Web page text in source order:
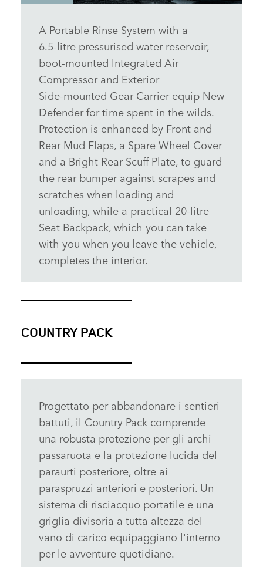
INFOGRAFICHE: LA NUOVA LAND ROVER DEFENDER
SCARICARE
A Portable Rinse System with a
6.5‑litre pressurised water reservoir,
boot‑mounted Integrated Air
Compressor and Exterior
Side‑mounted Gear Carrier equip New
Defender for time spent in the wilds.
Protection is enhanced by Front and
Rear Mud Flaps, a Spare Wheel Cover
and a Bright Rear Scuff Plate, to guard
the rear bumper against scrapes and
scratches when loading and
unloading, while a practical 20‑litre
Seat Backpack, which you can take
with you when you leave the vehicle,
completes the interior.
COUNTRY PACK
Progettato per abbandonare i sentieri
battuti, il Country Pack comprende
una robusta protezione per gli archi
passaruota e la protezione lucida del
paraurti posteriore, oltre ai
paraspruzzi anteriori e posteriori. Un
sistema di risciacquo portatile e una
griglia divisoria a tutta altezza del
vano di carico equipaggiano l'interno
per le avventure quotidiane.